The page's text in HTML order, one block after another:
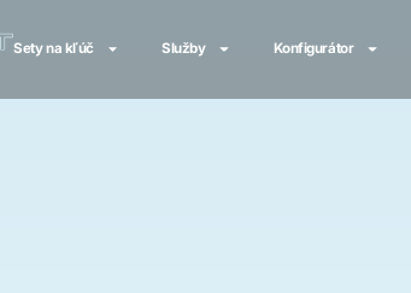
Sety na kľúč Služby Konfigurátor